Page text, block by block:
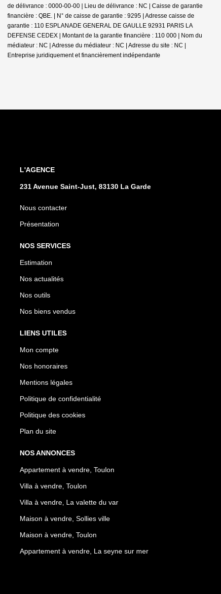
de délivrance : 0000-00-00 | Lieu de délivrance : NC | Caisse de garantie
financière : QBE. | N° de caisse de garantie : 9295 | Adresse caisse de
garantie : 110 ESPLANADE GENERAL DE GAULLE 92931 PARIS LA
DEFENSE CEDEX | Montant de la garantie financière : 110 000 | Nom du
médiateur : NC | Adresse du médiateur : NC | Adresse du site : NC |
Entreprise juridiquement et financièrement indépendante
L'AGENCE
231 Avenue Saint-Just, 83130 La Garde
Nous contacter
Présentation
NOS SERVICES
Estimation
Nos actualités
Nos outils
Nos biens vendus
LIENS UTILES
Mon compte
Nos honoraires
Mentions légales
Politique de confidentialité
Politique des cookies
Plan du site
NOS ANNONCES
Appartement à vendre, Toulon
Villa à vendre, Toulon
Villa à vendre, La valette du var
Maison à vendre, Sollies ville
Maison à vendre, Toulon
Appartement à vendre, La seyne sur mer